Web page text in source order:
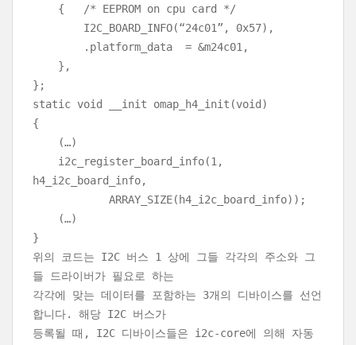
{
/* EEPROM on cpu card */
I2C_BOARD_INFO(“24c01”, 0x57),
.platform_data
= &m24c01,
},
};
static void __init omap_h4_init(void)
{
(…)
i2c_register_board_info(1,
h4_i2c_board_info,
ARRAY_SIZE(h4_i2c_board_info));
(…)
}
위의 코드는 I2C 버스 1 상에 그들 각각의 주소와 그
들 드라이버가 필요로 하는
각각에 맞는 데이터를 포함하는 3개의 디바이스를 선언
합니다. 해당 I2C 버스가
등록될 때, I2C 디바이스들은 i2c-core에 의해 자동